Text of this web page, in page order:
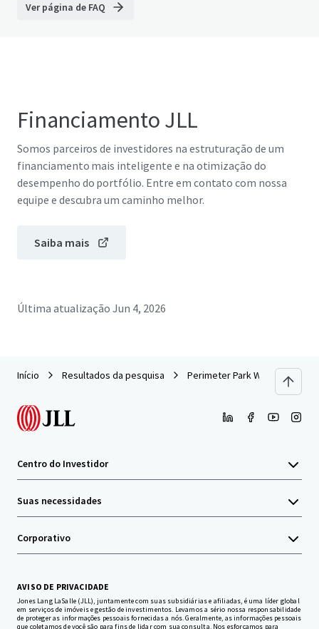
Ver página de FAQ
Financiamento JLL
Somos parceiros de investidores na estruturação de um
financiamento mais inteligente e na otimização do
desempenho do portfólio. Entre em contato com nossa
equipe e descubra um caminho melhor.
Saiba mais
Última atualização Jun 4, 2026
Início Resultados da pesquisa Perimeter Park West - Phase III
Centro do Investidor
Suas necessidades
Corporativo
AVISO DE PRIVACIDADE
Jones Lang LaSalle (JLL), juntamente com suas subsidiárias e afiliadas, é uma líder global
em serviços de imóveis e gestão de investimentos. Levamos a sério nossa responsabilidade
de proteger as informações pessoais fornecidas a nós. Geralmente, as informações pessoais
que coletamos de você são para fins de lidar com sua consulta. Nos esforçamos para